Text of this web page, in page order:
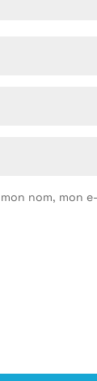
nom, mon